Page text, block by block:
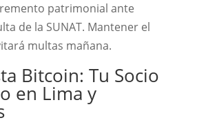
patrimonial ante
de la SUNAT. Mantener el
multas mañana.
Bitcoin: Tu Socio
en Lima y